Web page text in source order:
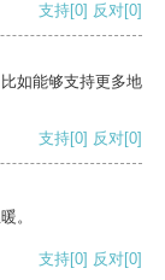
支持[0] 反对[0]
如能够支持更多地
支持[0] 反对[0]
。
支持[0] 反对[0]